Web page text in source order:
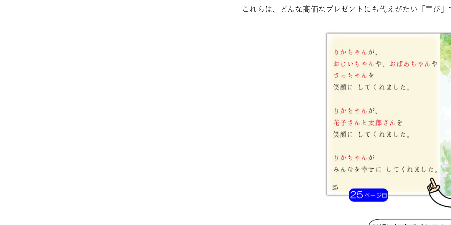
これらは、どんな高価なプレゼントにも代えがたい「喜び」